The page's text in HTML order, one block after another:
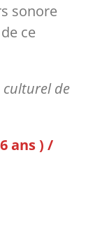
sonore
ce
culturel de
ans ) /